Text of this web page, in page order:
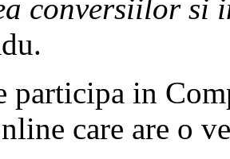
conversiilor si
participa in
care are o